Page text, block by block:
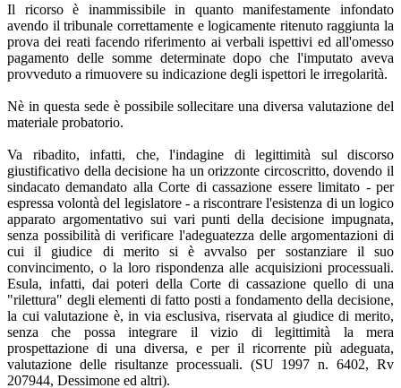
Il ricorso è inammissibile in quanto manifestamente infondato
avendo il tribunale correttamente e logicamente ritenuto raggiunta la
prova dei reati facendo riferimento ai verbali ispettivi ed all'omesso
pagamento delle somme determinate dopo che l'imputato aveva
provveduto a rimuovere su indicazione degli ispettori le irregolarità.
Nè in questa sede è possibile sollecitare una diversa valutazione del
materiale probatorio.
Va ribadito, infatti, che, l'indagine di legittimità sul discorso
giustificativo della decisione ha un orizzonte circoscritto, dovendo il
sindacato demandato alla Corte di cassazione essere limitato - per
espressa volontà del legislatore - a riscontrare l'esistenza di un logico
apparato argomentativo sui vari punti della decisione impugnata,
senza possibilità di verificare l'adeguatezza delle argomentazioni di
cui il giudice di merito si è avvalso per sostanziare il suo
convincimento, o la loro rispondenza alle acquisizioni processuali.
Esula, infatti, dai poteri della Corte di cassazione quello di una
"rilettura" degli elementi di fatto posti a fondamento della decisione,
la cui valutazione è, in via esclusiva, riservata al giudice di merito,
senza che possa integrare il vizio di legittimità la mera
prospettazione di una diversa, e per il ricorrente più adeguata,
valutazione delle risultanze processuali. (SU 1997 n. 6402, Rv
207944, Dessimone ed altri).